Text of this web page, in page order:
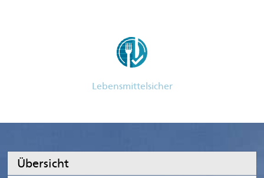
Lebensmittelsicher
Übersicht